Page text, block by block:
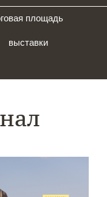
площадь
выставки